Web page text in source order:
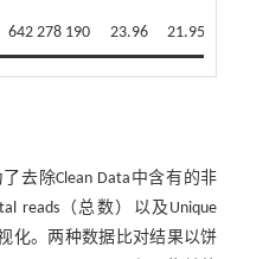
642 278 190 23.96 21.95
去除Clean Data中含有的非
reads（总数）以及Unique
化。两种数据比对结果以饼